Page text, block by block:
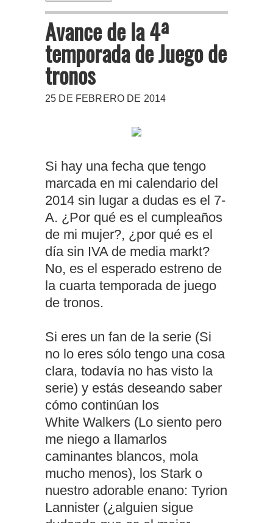
Avance de la 4ª
temporada de Juego de
tronos
25 DE FEBRERO DE 2014
Si hay una fecha que tengo
marcada en mi calendario del
2014 sin lugar a dudas es el 7-
A. ¿Por qué es el cumpleaños
de mi mujer?, ¿por qué es el
día sin IVA de media markt?
No, es el esperado estreno de
la cuarta temporada de juego
de tronos.
Si eres un fan de la serie (Si
no lo eres sólo tengo una cosa
clara, todavía no has visto la
serie) y estás deseando saber
cómo continúan los
White Walkers (Lo siento pero
me niego a llamarlos
caminantes blancos, mola
mucho menos), los Stark o
nuestro adorable enano: Tyrion
Lannister (¿alguien sigue